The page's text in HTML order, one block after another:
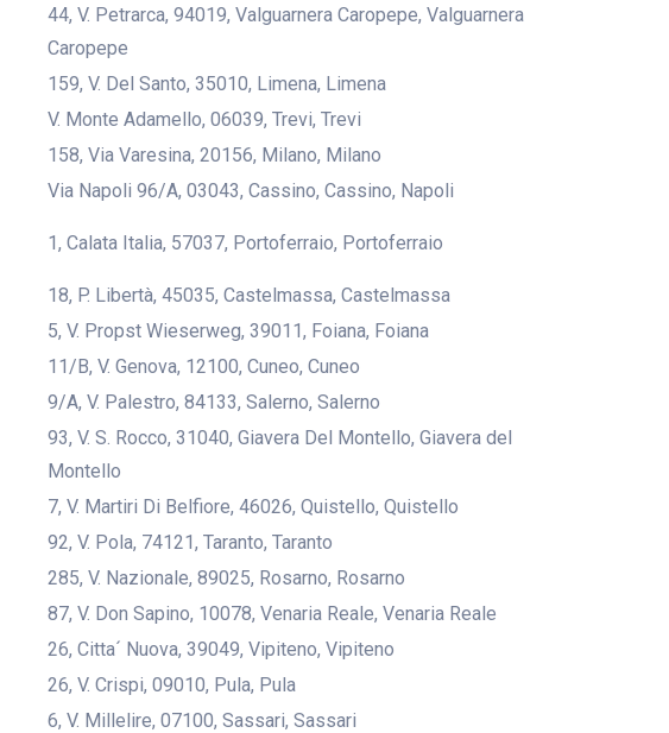
44, V. Petrarca, 94019, Valguarnera Caropepe, Valguarnera
Caropepe
159, V. Del Santo, 35010, Limena, Limena
V. Monte Adamello, 06039, Trevi, Trevi
158, Via Varesina, 20156, Milano, Milano
Via Napoli 96/A, 03043, Cassino, Cassino, Napoli
1, Calata Italia, 57037, Portoferraio, Portoferraio
18, P. Libertà, 45035, Castelmassa, Castelmassa
5, V. Propst Wieserweg, 39011, Foiana, Foiana
11/B, V. Genova, 12100, Cuneo, Cuneo
9/A, V. Palestro, 84133, Salerno, Salerno
93, V. S. Rocco, 31040, Giavera Del Montello, Giavera del
Montello
7, V. Martiri Di Belfiore, 46026, Quistello, Quistello
92, V. Pola, 74121, Taranto, Taranto
285, V. Nazionale, 89025, Rosarno, Rosarno
87, V. Don Sapino, 10078, Venaria Reale, Venaria Reale
26, Citta´ Nuova, 39049, Vipiteno, Vipiteno
26, V. Crispi, 09010, Pula, Pula
6, V. Millelire, 07100, Sassari, Sassari